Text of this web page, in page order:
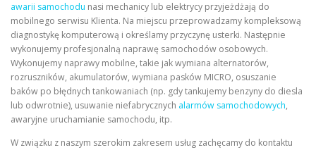
awarii samochodu nasi mechanicy lub elektrycy przyjeżdżają do
mobilnego serwisu Klienta. Na miejscu przeprowadzamy kompleksową
diagnostykę komputerową i określamy przyczynę usterki. Następnie
wykonujemy profesjonalną naprawę samochodów osobowych.
Wykonujemy naprawy mobilne, takie jak wymiana alternatorów,
rozruszników, akumulatorów, wymiana pasków MICRO, osuszanie
baków po błędnych tankowaniach (np. gdy tankujemy benzyny do diesla
lub odwrotnie), usuwanie niefabrycznych alarmów samochodowych,
awaryjne uruchamianie samochodu, itp.
W związku z naszym szerokim zakresem usług zachęcamy do kontaktu